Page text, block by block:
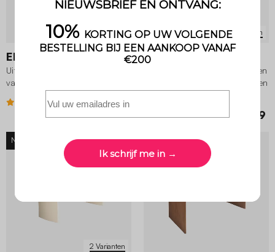
2 Varianten
Elena
Uitschuifbare rechthoekige eettafel
van rubberhout en essenfineer 6-
4.5 (10)
€ 399,99
2 Varianten
Azylis
Vierkante eettafel met houtlook en
zwarte metalen poten, 4 personen
€ 179,99
2 Varianten
NIEUW SUPERDEAL-30%